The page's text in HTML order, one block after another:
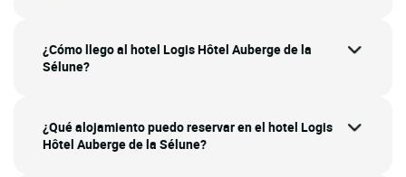
¿Cómo llego al hotel Logis Hôtel Auberge de la
Sélune?
¿Qué alojamiento puedo reservar en el hotel Logis
Hôtel Auberge de la Sélune?